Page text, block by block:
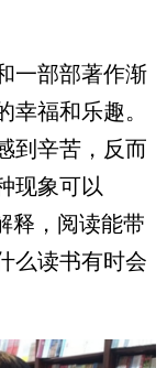
部部著作渐
福和乐趣。
到辛苦，反而
现象可以
释，阅读能带
么读书有时会